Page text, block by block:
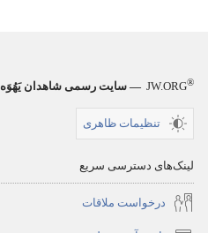
JW.ORG® — سایت رسمی شاهدان یَهُوَه
تنظیمات ظاهری
لینک‌های دسترسی سریع
درخواست ملاقات